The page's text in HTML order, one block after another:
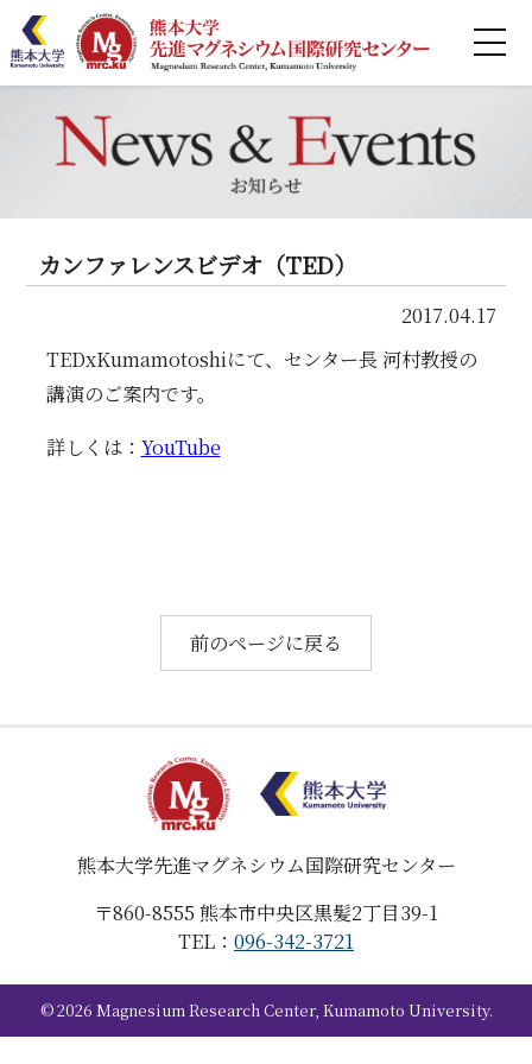
カンファレンスビデオ（TED）
2017.04.17
TEDxKumamotoshiにて、センター長 河村教授の
講演のご案内です。
詳しくは： YouTube
前のページに戻る
熊本大学先進マグネシウム国際研究センター
〒860-8555 熊本市中央区黒髪2丁目39-1
TEL： 096-342-3721
©2026 Magnesium Research Center, Kumamoto University.
ホーム
MRCとは
業績リスト
共同利用